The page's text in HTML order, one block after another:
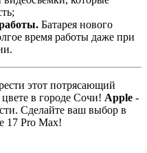
Батарея нового
время работы даже при
этот потрясающий
в городе Сочи! Apple -
Сделайте ваш выбор в
17 Pro Max!